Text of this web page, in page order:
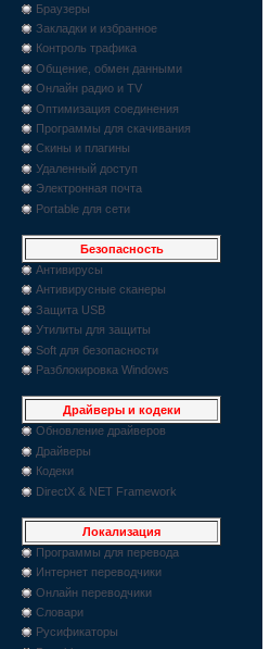
Браузеры
Закладки и избранное
Контроль трафика
Общение, обмен данными
Онлайн радио и TV
Оптимизация соединения
Программы для скачивания
Скины и плагины
Удаленный доступ
Электронная почта
Portable для сети
Безопасность
Антивирусы
Антивирусные сканеры
Защита USB
Утилиты для защиты
Soft для безопасности
Разблокировка Windows
Драйверы и кодеки
Обновление драйверов
Драйверы
Кодеки
DirectX & NET Framework
Локализация
Программы для перевода
Интернет переводчики
Онлайн переводчики
Словари
Русификаторы